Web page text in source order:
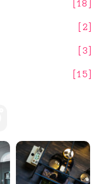
18
2
3
15